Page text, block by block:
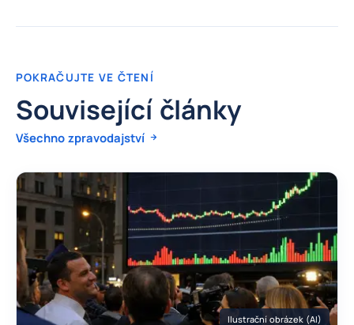
POKRAČUJTE VE ČTENÍ
Související články
Všechno zpravodajství
Ilustrační obrázek (AI)